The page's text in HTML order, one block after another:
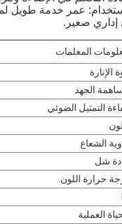
صغير.
المعلمات
الإنارة
الجهد
التمثيل الضوئي
الشعاع
شل
حرارة اللون.
العملية